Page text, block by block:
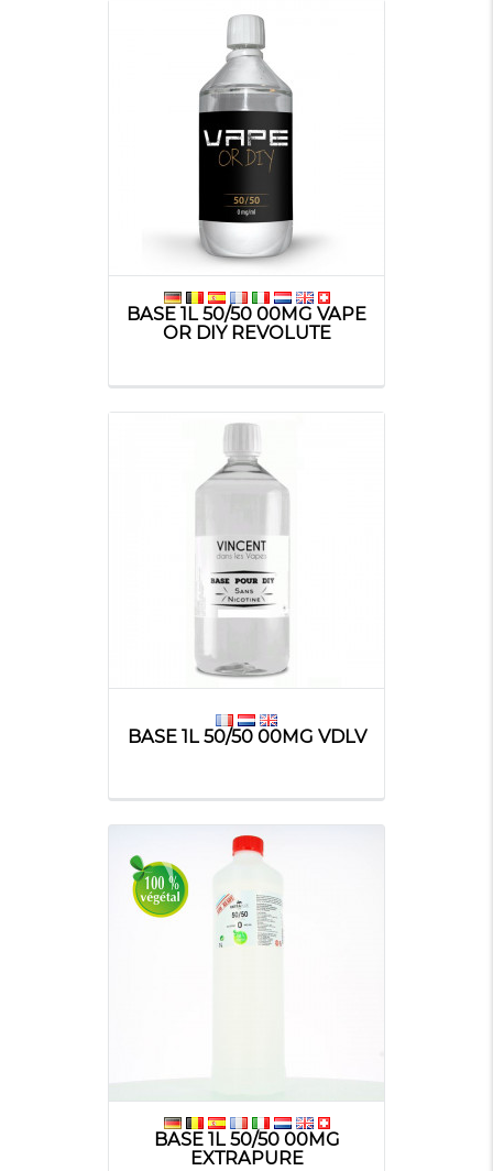
BASE 1L 50/50 00MG VAPE
OR DIY REVOLUTE
BASE 1L 50/50 00MG VDLV
BASE 1L 50/50 00MG
EXTRAPURE